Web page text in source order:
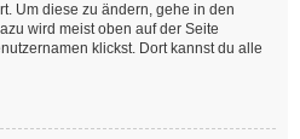
Um diese zu ändern, gehe in den
wird meist oben auf der Seite
klickst. Dort kannst du alle